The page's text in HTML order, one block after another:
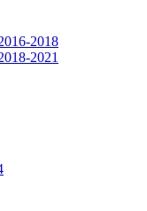
2018
2021